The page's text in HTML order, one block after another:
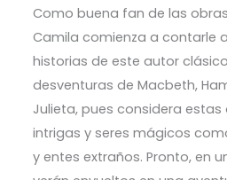
Como buena fan de las
Camila comienza a contarle
historias de este autor
desventuras de Macbeth,
Julieta, pues considera estas
intrigas y seres mágicos
y entes extraños. Pronto, en